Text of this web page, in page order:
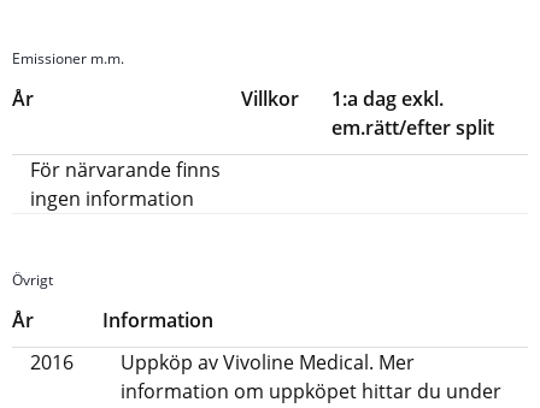
Emissioner m.m.
År Villkor
1:a dag exkl.
em.rätt/efter split
För närvarande finns
ingen information
Övrigt
År
Information
2016
Uppköp av Vivoline Medical. Mer
information om uppköpet hittar du under